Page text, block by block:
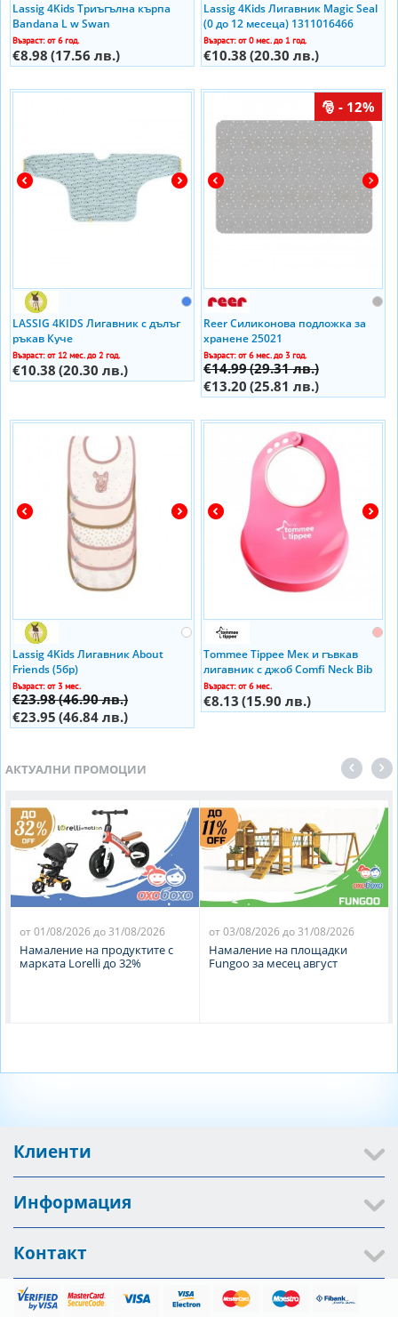
Lassig 4Kids Триъгълна кърпа
Bandana L w Swan
Възраст: от 6 год.
€8.98 (17.56 лв.)
Lassig 4Kids Лигавник Magic Seal
(0 до 12 месеца) 1311016466
Възраст: от 0 мес. до 1 год.
€10.38 (20.30 лв.)
LASSIG 4KIDS Лигавник с дълъг
ръкав Куче
Възраст: от 12 мес. до 2 год.
€10.38 (20.30 лв.)
- 12%
Reer Силиконова подложка за
хранене 25021
Възраст: от 6 мес. до 3 год.
€14.99(29.31 лв.)
€13.20 (25.81 лв.)
Lassig 4Kids Лигавник About
Friends (5бр)
Възраст: от 3 мес.
€23.98(46.90 лв.)
€23.95 (46.84 лв.)
Tommee Tippee Мек и гъвкав
лигавник с джоб Comfi Neck Bib
(6м+)
Възраст: от 6 мес.
€8.13 (15.90 лв.)
АКТУАЛНИ ПРОМОЦИИ
от 01/08/2026 до 31/08/2026
Намаление на продуктите с
марката Lorelli до 32%
от 03/08/2026 до 31/08/2026
Намаление на площадки
Fungoo за месец август
Клиенти
Информация
Контакт